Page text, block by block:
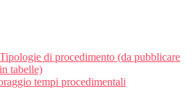
Tipologie di procedimento (da pubblicare
in tabelle)
tempi procedimentali